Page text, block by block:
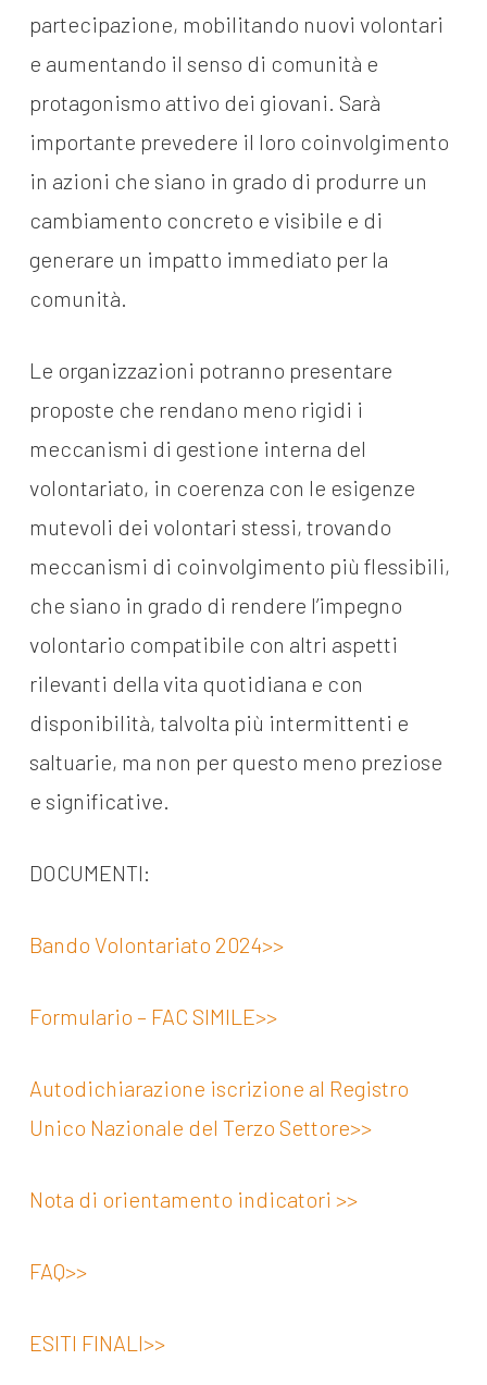
partecipazione, mobilitando nuovi volontari
e aumentando il senso di comunità e
protagonismo attivo dei giovani. Sarà
importante prevedere il loro coinvolgimento
in azioni che siano in grado di produrre un
cambiamento concreto e visibile e di
generare un impatto immediato per la
comunità.
Le organizzazioni potranno presentare
proposte che rendano meno rigidi i
meccanismi di gestione interna del
volontariato, in coerenza con le esigenze
mutevoli dei volontari stessi, trovando
meccanismi di coinvolgimento più flessibili,
che siano in grado di rendere l’impegno
volontario compatibile con altri aspetti
rilevanti della vita quotidiana e con
disponibilità, talvolta più intermittenti e
saltuarie, ma non per questo meno preziose
e significative.
DOCUMENTI:
Bando Volontariato 2024>>
Formulario – FAC SIMILE>>
Autodichiarazione iscrizione al Registro
Unico Nazionale del Terzo Settore>>
Nota di orientamento indicatori >>
FAQ>>
ESITI FINALI>>